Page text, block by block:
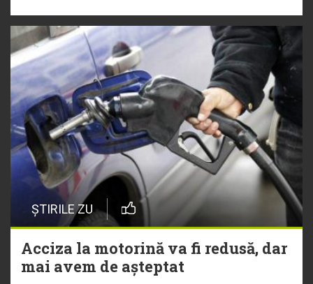
ȘTIRILE ZU
Acciza la motorină va fi redusă, dar
mai avem de așteptat